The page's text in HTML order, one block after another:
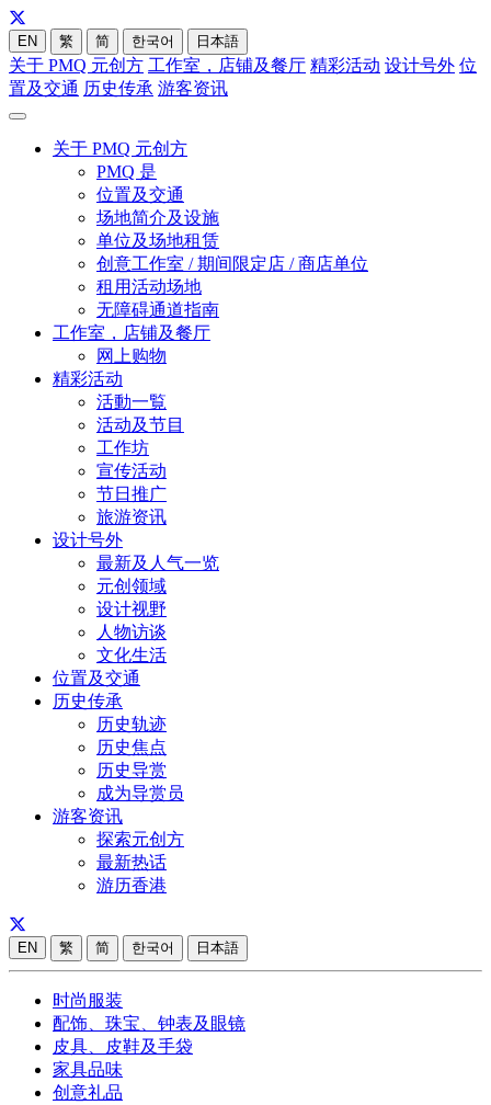
EN 繁 简 한국어 日本語
关于 PMQ 元创方 工作室，店铺及餐厅 精彩活动 设计号外 位
置及交通 历史传承 游客资讯
关于 PMQ 元创方
PMQ 是
位置及交通
场地简介及设施
单位及场地租赁
创意工作室 / 期间限定店 / 商店单位
租用活动场地
无障碍通道指南
工作室，店铺及餐厅
网上购物
精彩活动
活動一覧
活动及节目
工作坊
宣传活动
节日推广
旅游资讯
设计号外
最新及人气一览
元创领域
设计视野
人物访谈
文化生活
位置及交通
历史传承
历史轨迹
历史焦点
历史导赏
成为导赏员
游客资讯
探索元创方
最新热话
游历香港
EN 繁 简 한국어 日本語
时尚服装
配饰、珠宝、钟表及眼镜
皮具、皮鞋及手袋
家具品味
创意礼品